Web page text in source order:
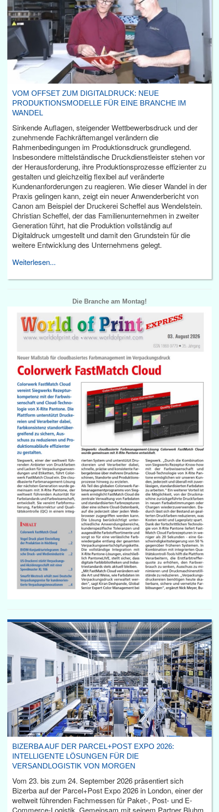
VOM OFFSET ZUM DIGITALDRUCK: NEUE
PRODUKTIONSMODELLE FÜR EINE BRANCHE IM
WANDEL
Sinkende Auflagen, steigender Wettbewerbsdruck und der
zunehmende Fachkräftemangel verändern die
Rahmenbedingungen im Produktionsdruck grundlegend.
Insbesondere mittelständische Druckdienstleister stehen vor
der Herausforderung, ihre Produktionsprozesse effizienter zu
gestalten und gleichzeitig flexibel auf veränderte
Kundenanforderungen zu reagieren. Wie dieser Wandel in der
Praxis gelingen kann, zeigt ein neuer Anwenderbericht von
Canon am Beispiel der Druckerei Scheffel aus Wendelstein.
Christian Scheffel, der das Familienunternehmen in zweiter
Generation führt, hat die Produktion vollständig auf
Digitaldruck umgestellt und damit den Grundstein für die
weitere Entwicklung des Unternehmens gelegt.
Weiterlesen...
Die Branche am Montag!
BIZERBA AUF DER PARCEL+POST EXPO 2026:
INTELLIGENTE LÖSUNGEN FÜR DIE
VERSANDLOGISTIK VON MORGEN
Vom 23. bis zum 24. September 2026 präsentiert sich
Bizerba auf der Parcel+Post Expo 2026 in London, einer der
weltweit führenden Fachmessen für Paket-, Post- und E-
Commerce-Logistik. Gemeinsam mit seinem Partner Bluhm